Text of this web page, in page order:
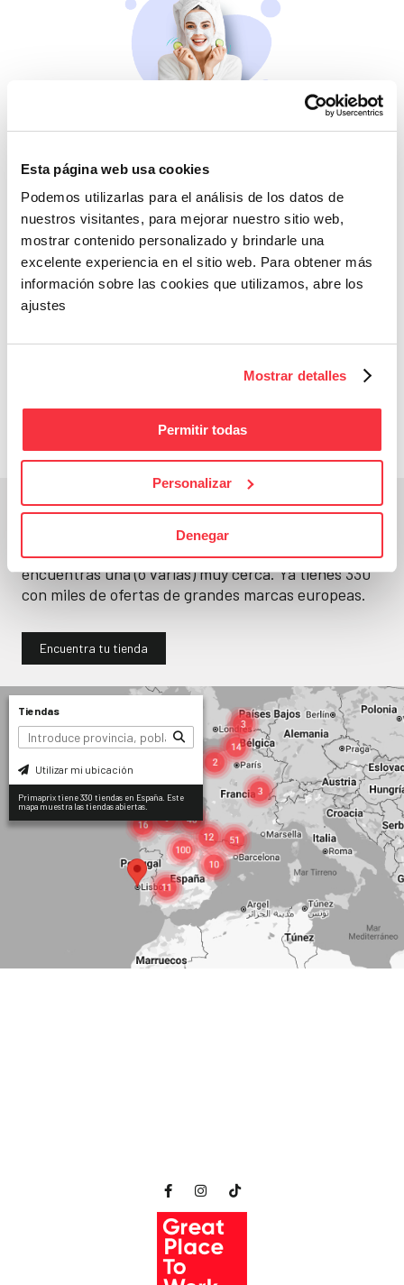
Esta página web usa cookies
Podemos utilizarlas para el análisis de los datos de
nuestros visitantes, para mejorar nuestro sitio web,
mostrar contenido personalizado y brindarle una
excelente experiencia en el sitio web. Para obtener más
información sobre las cookies que utilizamos, abre los
ajustes
Mostrar detalles
Permitir todas
Personalizar
Denegar
Belleza
Si no te mimas tú…
Adelántate a todos y
En un segundo, la encuentras.
No paramos de abrirtiendas. Seguro que
encuentras una (o varias) muy cerca. Ya tienes330
con miles de ofertas de grandes marcas europeas.
Encuentra tu tienda
Tiendas
Utilizar mi ubicación
Primaprix tiene 330 tiendas en España. Este
mapa muestra las tiendas abiertas.